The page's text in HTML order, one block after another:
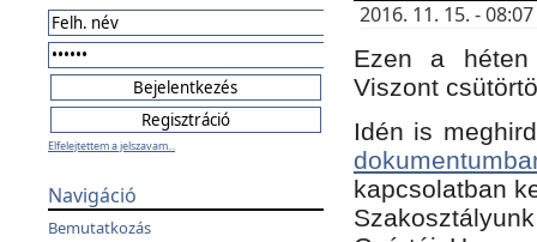
Elfelejtettem a jelszavam...
Navigáció
Bemutatkozás
2016. 11. 15. -
Ezen a héten
Viszont
Idén is
kapcsolatban